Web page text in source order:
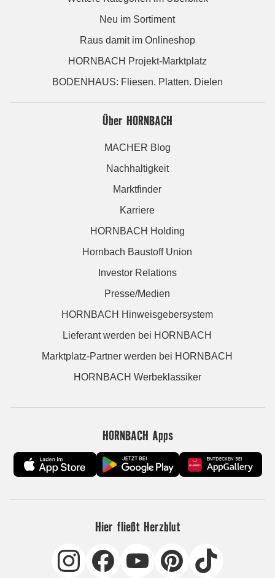
Neu im Sortiment
Raus damit im Onlineshop
HORNBACH Projekt-Marktplatz
BODENHAUS: Fliesen. Platten. Dielen
Über HORNBACH
MACHER Blog
Nachhaltigkeit
Marktfinder
Karriere
HORNBACH Holding
Hornbach Baustoff Union
Investor Relations
Presse/Medien
HORNBACH Hinweisgebersystem
Lieferant werden bei HORNBACH
Marktplatz-Partner werden bei HORNBACH
HORNBACH Werbeklassiker
HORNBACH Apps
Hier fließt Herzblut